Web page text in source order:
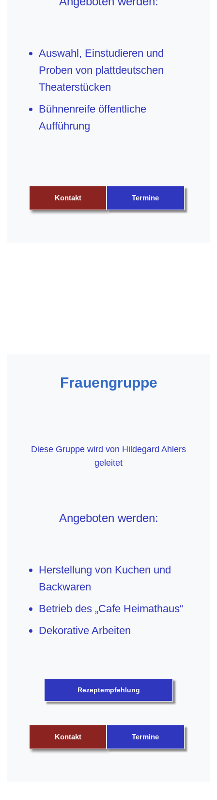
Auswahl, Einstudieren und
Proben von plattdeutschen
Theaterstücken
Bühnenreife öffentliche
Aufführung
Kontakt Termine
Frauengruppe
Diese Gruppe wird von Hildegard Ahlers
geleitet
Angeboten werden:
Herstellung von Kuchen und
Backwaren
Betrieb des „Cafe Heimathaus“
Dekorative Arbeiten
Rezeptempfehlung
Kontakt Termine